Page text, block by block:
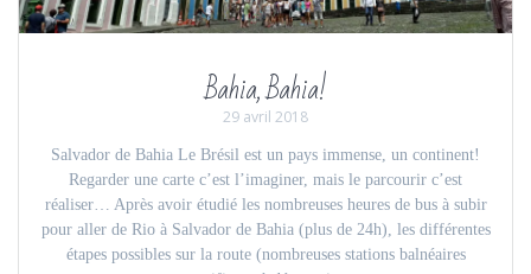
Bahia, Bahia!
29 avril 2018
Salvador de Bahia Le Brésil est un pays immense, un continent!
Regarder une carte c’est l’imaginer, mais le parcourir c’est
réaliser… Après avoir étudié les nombreuses heures de bus à subir
pour aller de Rio à Salvador de Bahia (plus de 24h), les différentes
étapes possibles sur la route (nombreuses stations balnéaires